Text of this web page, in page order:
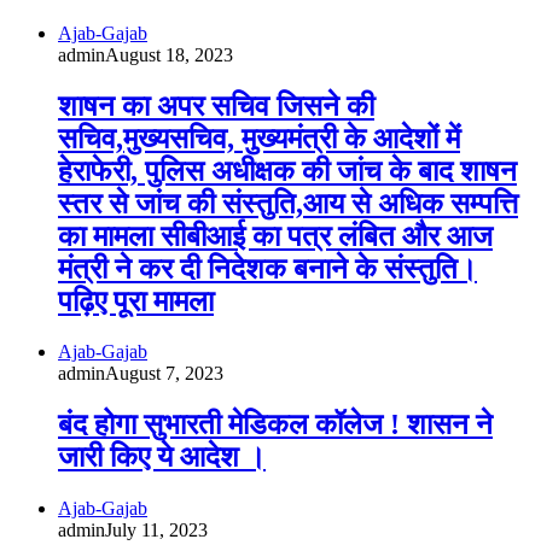
Ajab-Gajab
adminAugust 18, 2023
शाषन का अपर सचिव जिसने की
सचिव,मुख्यसचिव, मुख्यमंत्री के आदेशों में
हेराफेरी, पुलिस अधीक्षक की जांच के बाद शाषन
स्तर से जांच की संस्तुति,आय से अधिक सम्पत्ति
का मामला सीबीआई का पत्र लंबित और आज
मंत्री ने कर दी निदेशक बनाने के संस्तुति।
पढ़िए पूरा मामला
Ajab-Gajab
adminAugust 7, 2023
बंद होगा सुभारती मेडिकल कॉलेज ! शासन ने
जारी किए ये आदेश ।
Ajab-Gajab
adminJuly 11, 2023